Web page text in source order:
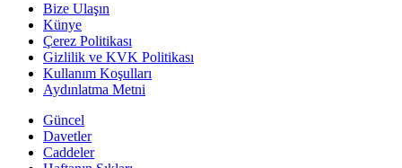
Bize Ulaşın
Künye
Çerez Politikası
Gizlilik ve KVK Politikası
Kullanım Koşulları
Aydınlatma Metni
Güncel
Davetler
Caddeler